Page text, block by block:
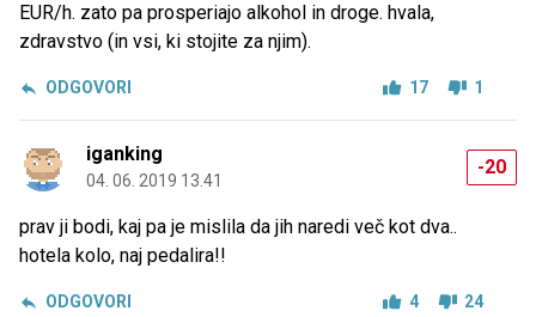
EUR/h. zato pa prosperiajo alkohol in droge. hvala,
zdravstvo (in vsi, ki stojite za njim).
ODGOVORI 17 1
iganking
04. 06. 2019 13.41
-20
prav ji bodi, kaj pa je mislila da jih naredi več kot dva..
hotela kolo, naj pedalira!!
ODGOVORI 4 24